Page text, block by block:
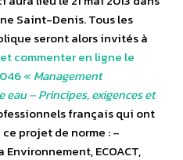
Saint-Denis. Tous les
seront alors invités à
commenter en ligne le
« Management
– Principes, exigences et
français qui ont
projet de norme : –
Environnement, ECOACT,